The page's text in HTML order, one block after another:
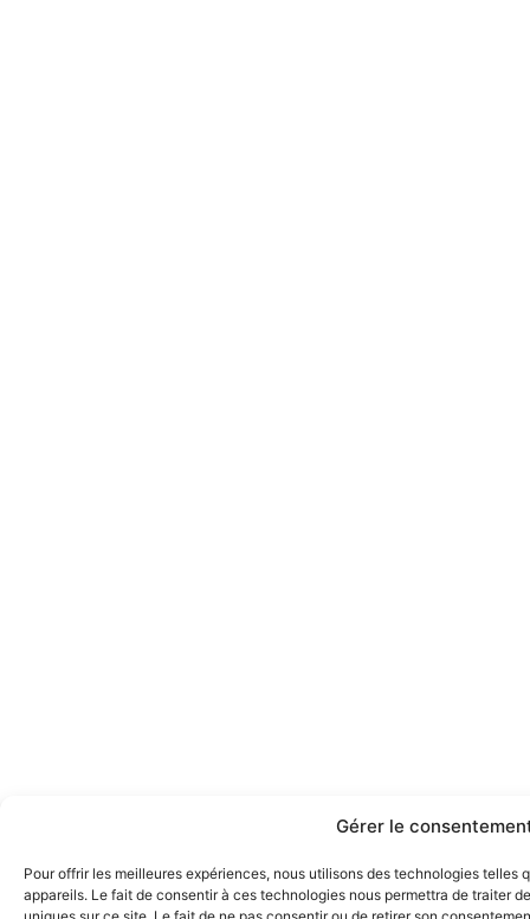
Gérer le
Pour offrir les meilleures expériences, nous utilisons des technologies
appareils. Le fait de consentir à ces technologies nous permettra de traiter